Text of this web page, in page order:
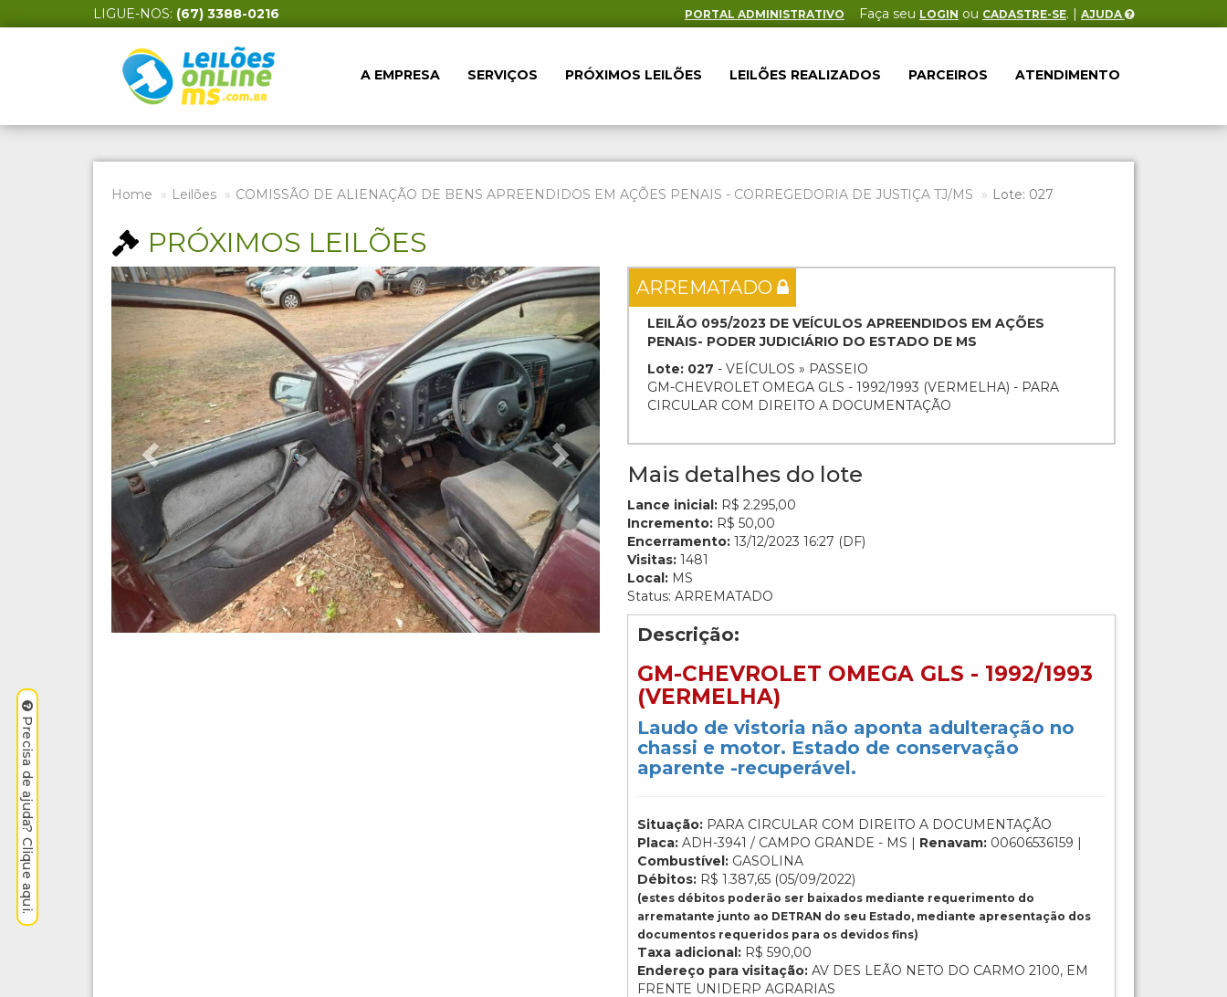
LIGUE-NOS: (67) 3388-0216 PORTAL ADMINISTRATIVO Faça seu LOGIN ou CADASTRE-SE. | AJUDA
A EMPRESA SERVIÇOS PRÓXIMOS LEILÕES LEILÕES REALIZADOS PARCEIROS ATENDIMENTO
Home Leilões COMISSÃO DE ALIENAÇÃO DE BENS APREENDIDOS EM AÇÕES PENAIS - CORREGEDORIA DE JUSTIÇA TJ/MS Lote: 027
PRÓXIMOS LEILÕES
Previous Next ARREMATADO
LEILÃO 095/2023 DE VEÍCULOS APREENDIDOS EM AÇÕES
PENAIS- PODER JUDICIÁRIO DO ESTADO DE MS
Lote: 027 - VEÍCULOS » PASSEIO
GM-CHEVROLET OMEGA GLS - 1992/1993 (VERMELHA) - PARA
CIRCULAR COM DIREITO A DOCUMENTAÇÃO
Mais detalhes do lote
Lance inicial: R$ 2.295,00
Incremento: R$ 50,00
Encerramento: 13/12/2023 16:27 (DF)
Visitas: 1481
Local: MS
Status: ARREMATADO
Descrição:
GM-CHEVROLET OMEGA GLS - 1992/1993
(VERMELHA)
Laudo de vistoria não aponta adulteração no
chassi e motor. Estado de conservação
aparente -recuperável.
Situação: PARA CIRCULAR COM DIREITO A DOCUMENTAÇÃO
Placa: ADH-3941 / CAMPO GRANDE - MS | Renavam: 00606536159 |
Combustível: GASOLINA
Débitos: R$ 1.387,65 (05/09/2022)
(estes débitos poderão ser baixados mediante requerimento do
arrematante junto ao DETRAN do seu Estado, mediante apresentação dos
documentos requeridos para os devidos fins)
Taxa adicional: R$ 590,00
Endereço para visitação: AV DES LEÃO NETO DO CARMO 2100, EM
FRENTE UNIDERP AGRARIAS
Precisa de ajuda? Clique aqui.